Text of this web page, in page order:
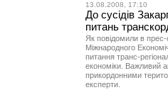
13.08.2008, 17:10
До сусідів
питань
Як повідомили в прес-
Міжнародного
питання транс-
економіки. Важливий
прикордонними
експерти.